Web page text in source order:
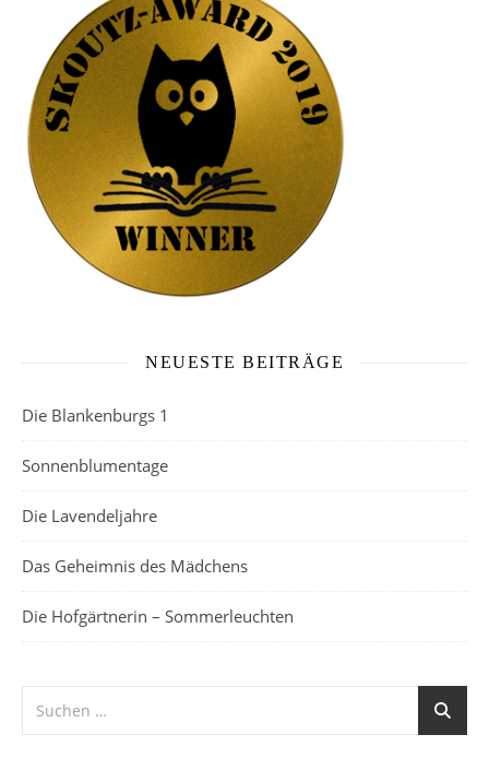
NEUESTE BEITRÄGE
Die Blankenburgs 1
Sonnenblumentage
Die Lavendeljahre
Das Geheimnis des Mädchens
Die Hofgärtnerin – Sommerleuchten